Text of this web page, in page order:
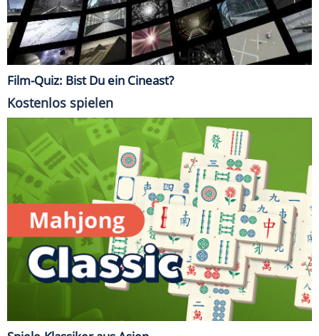
Film-Quiz: Bist Du ein Cineast?
Kostenlos spielen